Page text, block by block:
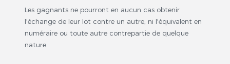
Les gagnants ne pourront en aucun cas obtenir
l'échange de leur lot contre un autre, ni l'équivalent en
numéraire ou toute autre contrepartie de quelque
nature.